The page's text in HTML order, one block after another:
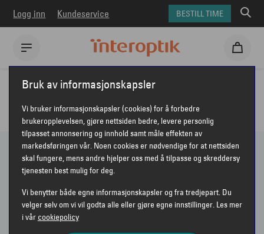
Logg inn Kundeservice BESTILL TIME
Interoptik Solbriller Solbriller for dame
SOLBRILLER TIL DAME
271 PRODUKTER
Vis bare nyheter
Sorter etter Anbefalt
Bruk av informasjonskapsler
Vi bruker informasjonskapsler (cookies) for å forbedre
brukeropplevelsen, gjøre nettsiden bedre, levere personlig
tilpasset annonsering og innhold samt måle effekten av
markedsføringen vår. Noen cookies er nødvendige for at nettsiden
skal fungere, mens andre hjelper oss med å tilpasse og skreddersy
tjenesten best mulig for deg.
Vi benytter både egne informasjonskapsler og fra tredjepart. Du
velger selv om vi vil godta alle eller gjøre egne innstillinger. Les mer
i vår cookiepolicy